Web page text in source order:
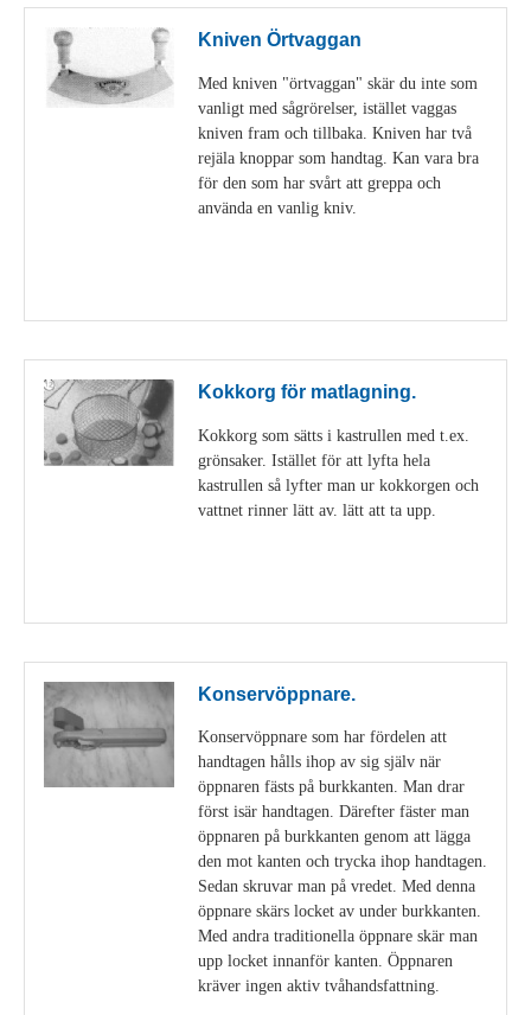
Kniven Örtvaggan
Med kniven "örtvaggan" skär du inte som
vanligt med sågrörelser, istället vaggas
kniven fram och tillbaka. Kniven har två
rejäla knoppar som handtag. Kan vara bra
för den som har svårt att greppa och
använda en vanlig kniv.
Kokkorg för matlagning.
Kokkorg som sätts i kastrullen med t.ex.
grönsaker. Istället för att lyfta hela
kastrullen så lyfter man ur kokkorgen och
vattnet rinner lätt av. lätt att ta upp.
Konservöppnare.
Konservöppnare som har fördelen att
handtagen hålls ihop av sig själv när
öppnaren fästs på burkkanten. Man drar
först isär handtagen. Därefter fäster man
öppnaren på burkkanten genom att lägga
den mot kanten och trycka ihop handtagen.
Sedan skruvar man på vredet. Med denna
öppnare skärs locket av under burkkanten.
Med andra traditionella öppnare skär man
upp locket innanför kanten. Öppnaren
kräver ingen aktiv tvåhandsfattning.